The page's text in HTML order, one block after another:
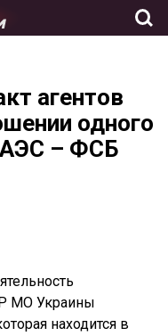
агентов
одного
– ФСБ
МО Украины
находится в